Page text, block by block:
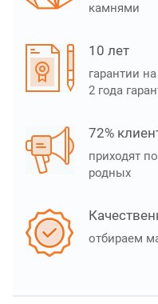
камнями
10 лет
гарантии
2 года
72%
приходят
родных
отбираем